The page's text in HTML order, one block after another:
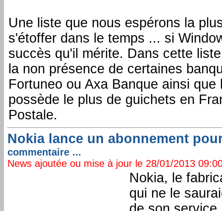
Une liste que nous espérons la
s'étoffer dans le temps ... si
succès qu'il mérite. Dans cette
la non présence de certaines
Fortuneo ou Axa Banque ainsi
possède le plus de guichets en
Postale.
Nokia lance un abonnement
commentaire ...
News ajoutée ou mise à jour le 28/01/2013
Nokia, le
qui ne le